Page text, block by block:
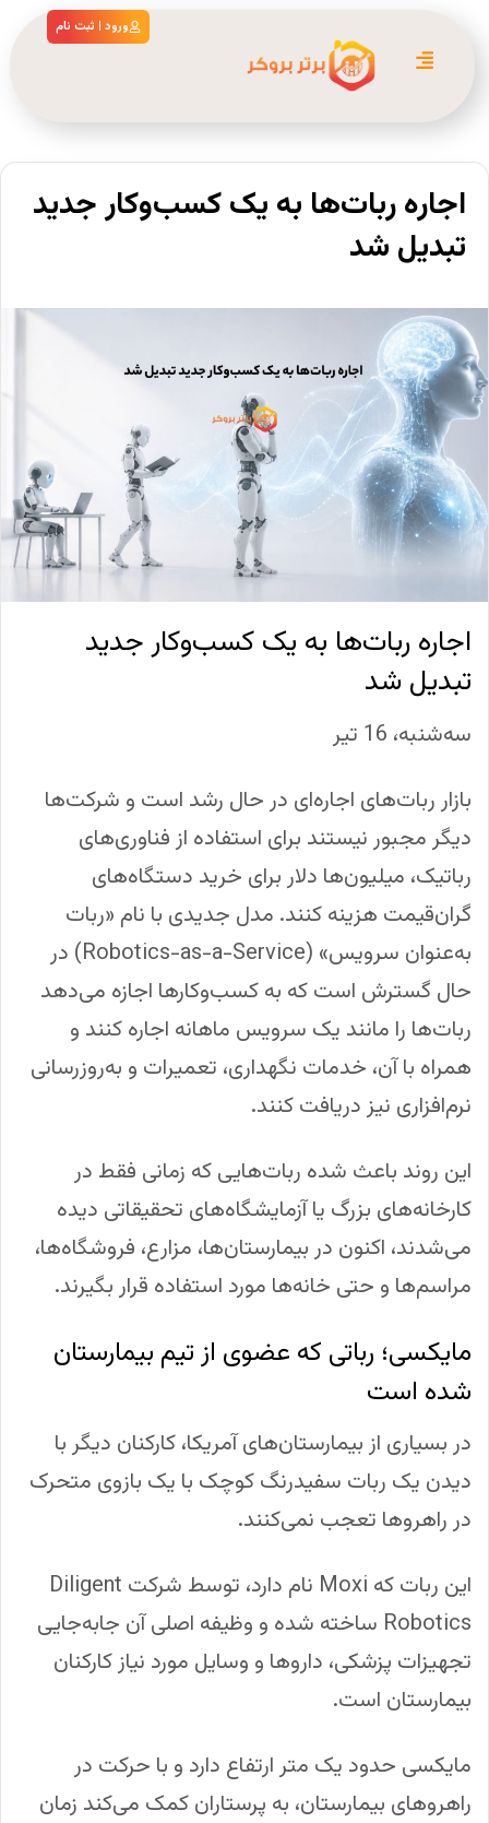
ورود | ثبت نام
اجاره ربات‌ها به یک کسب‌وکار جدید
تبدیل شد
اجاره ربات‌ها به یک کسب‌وکار جدید
تبدیل شد
سه‌شنبه، 16 تیر
بازار ربات‌های اجاره‌ای در حال رشد است و شرکت‌ها
دیگر مجبور نیستند برای استفاده از فناوری‌های
رباتیک، میلیون‌ها دلار برای خرید دستگاه‌های
گران‌قیمت هزینه کنند. مدل جدیدی با نام «ربات
به‌عنوان سرویس» (Robotics-as-a-Service) در
حال گسترش است که به کسب‌وکارها اجازه می‌دهد
ربات‌ها را مانند یک سرویس ماهانه اجاره کنند و
همراه با آن، خدمات نگهداری، تعمیرات و به‌روزرسانی
نرم‌افزاری نیز دریافت کنند.
این روند باعث شده ربات‌هایی که زمانی فقط در
کارخانه‌های بزرگ یا آزمایشگاه‌های تحقیقاتی دیده
می‌شدند، اکنون در بیمارستان‌ها، مزارع، فروشگاه‌ها،
مراسم‌ها و حتی خانه‌ها مورد استفاده قرار بگیرند.
مایکسی؛ رباتی که عضوی از تیم بیمارستان
شده است
در بسیاری از بیمارستان‌های آمریکا، کارکنان دیگر با
دیدن یک ربات سفیدرنگ کوچک با یک بازوی متحرک
در راهروها تعجب نمی‌کنند.
این ربات که Moxi نام دارد، توسط شرکت Diligent
Robotics ساخته شده و وظیفه اصلی آن جابه‌جایی
تجهیزات پزشکی، داروها و وسایل مورد نیاز کارکنان
بیمارستان است.
مایکسی حدود یک متر ارتفاع دارد و با حرکت در
راهروهای بیمارستان، به پرستاران کمک می‌کند زمان